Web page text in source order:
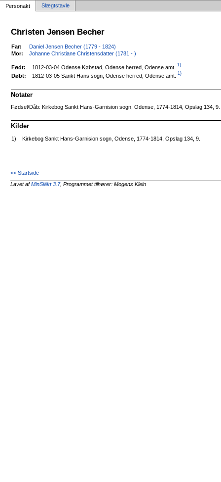
Personakt Slægtstavle
Christen Jensen Becher
Far:
Daniel Jensen Becher (1779 - 1824)
Mor:
Johanne Christiane Christensdatter (1781 - )
Født: 1812-03-04 Odense Købstad, Odense herred, Odense amt. 1)
Døbt: 1812-03-05 Sankt Hans sogn, Odense herred, Odense amt. 1)
Notater
Fødsel/Dåb: Kirkebog Sankt Hans-Garnision sogn, Odense, 1774-1814, Opslag 134,
Kilder
1) Kirkebog Sankt Hans-Garnision sogn, Odense, 1774-1814, Opslag 134, 9.
<< Startside
Lavet afMinSläkt 3.7, Programmet tilhører: Mogens Klein